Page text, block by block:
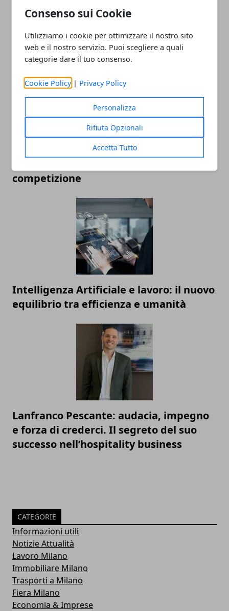
Consenso sui Cookie
Utilizziamo i cookie per ottimizzare il nostro sito
web e il nostro servizio. Puoi scegliere a quali
categorie dare il tuo consenso.
Cookie Policy | Privacy Policy
Personalizza
Rifiuta Opzionali
Accetta Tutto
ARTICOLI CORRELATI
La Formula 1 nel 2025: tecnologia,
competizione
Intelligenza Artificiale e lavoro: il nuovo
equilibrio tra efficienza e umanità
Lanfranco Pescante: audacia, impegno
e forza di crederci. Il segreto del suo
successo nell’hospitality business
CATEGORIE
Informazioni utili
Notizie Attualità
Lavoro Milano
Immobiliare Milano
Trasporti a Milano
Fiera Milano
Economia & Imprese